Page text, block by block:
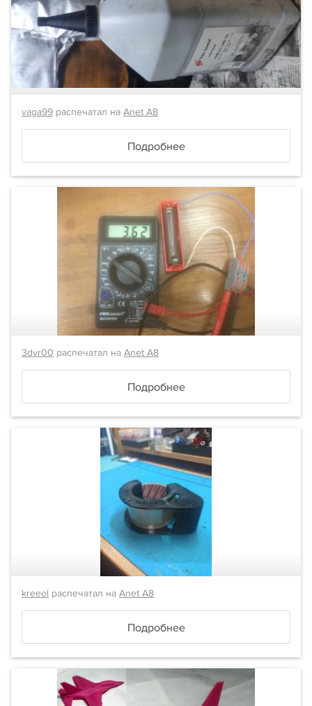
vaga99 распечатал на Anet A8
Подробнее
3dvr00 распечатал на Anet A8
Подробнее
kreeol распечатал на Anet A8
Подробнее